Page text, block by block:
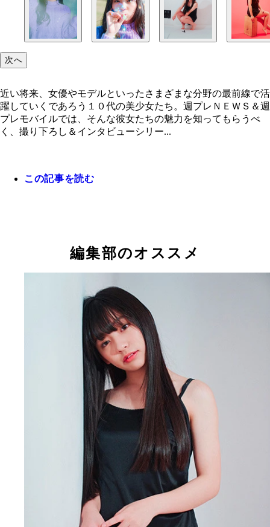
次へ
近い将来、女優やモデルといったさまざまな分野の最前線で活
躍していくであろう１０代の美少女たち。週プレＮＥＷＳ＆週
プレモバイルでは、そんな彼女たちの魅力を知ってもらうべ
く、撮り下ろし＆インタビューシリー...
この記事を読む
編集部のオススメ